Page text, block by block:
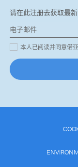
请在此注册去获取最新
本人已阅读并同意偌